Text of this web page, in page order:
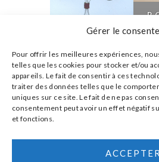
Gérer le
Pour offrir les meilleures expériences,
telles que les cookies pour stocker et/ou
appareils. Le fait de consentir à ces
traiter des données telles que le
uniques sur ce site. Le fait de ne pas
consentement peut avoir un effet négatif
et fonctions.
ACCEPTER
CHROMATI
QUE